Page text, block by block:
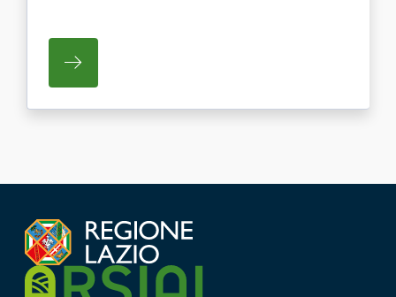
SU REGIONE LAZIO E ARSIAL PORTANO